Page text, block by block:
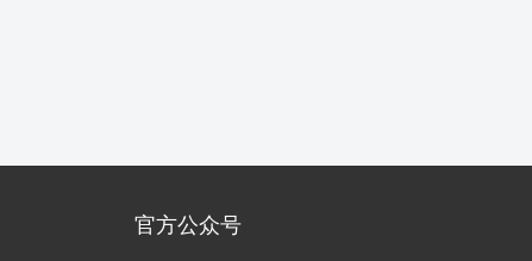
官方公众号